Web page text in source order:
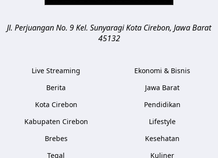
Jl. Perjuangan No. 9 Kel. SunyaragiKota Cirebon, Jawa Barat
45132
Live Streaming
Berita
Kota Cirebon
Kabupaten Cirebon
Brebes
Tegal
Ekonomi & Bisnis
Jawa Barat
Pendidikan
Lifestyle
Kesehatan
Kuliner